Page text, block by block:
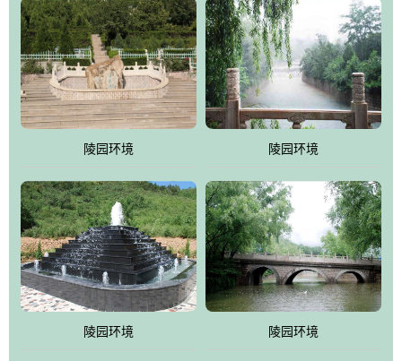
赞叹："景仰园真乃浑然天成的人生后花园！"陵区内草木茂盛，灵气
盎然，既有山川大聚的龙脉气魄，又有藏风得水的宝密形局。十三
陵是世间稀有的地形宝地，也是我们让逝者回归自然的首选墓葬之
灵穴，安息之宝地。
陵园环境 陵园环境
陵园环境 陵园环境